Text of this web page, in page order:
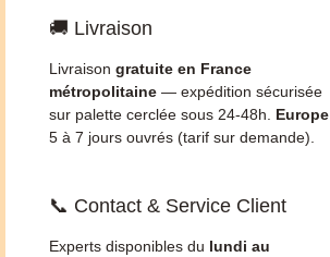
🚚 Livraison
Livraison gratuite en France
métropolitaine — expédition sécurisée
sur palette cerclée sous 24-48h. Europe
5 à 7 jours ouvrés (tarif sur demande).
📞 Contact & Service Client
Experts disponibles du lundi au